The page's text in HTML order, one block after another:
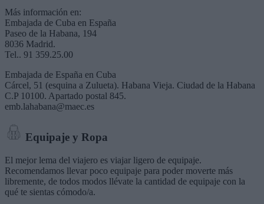
Más información en:
Embajada de Cuba en España
Paseo de la Habana, 194
8036 Madrid.
Tel.. 91 359.25.00
Embajada de España en Cuba
Cárcel, 51 (esquina a Zulueta). Habana Vieja. Ciudad de la Habana
C.P 10100. Apartado postal 845.
emb.lahabana@maec.es
Equipaje y Ropa
El mejor lema del viajero es viajar ligero de equipaje.
Recomendamos llevar poco equipaje para poder moverte más
libremente, de todos modos llévate la cantidad de equipaje con la
qué te sientas cómodo/a.